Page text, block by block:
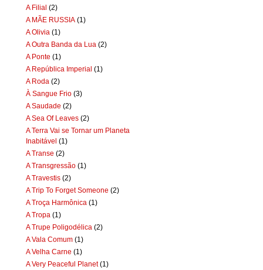
A Filial (2)
A MÃE RUSSIA (1)
A Olivia (1)
A Outra Banda da Lua (2)
A Ponte (1)
A República Imperial (1)
A Roda (2)
À Sangue Frio (3)
A Saudade (2)
A Sea Of Leaves (2)
A Terra Vai se Tornar um Planeta
Inabitável (1)
A Transe (2)
A Transgressão (1)
A Travestis (2)
A Trip To Forget Someone (2)
A Troça Harmônica (1)
A Tropa (1)
A Trupe Poligodélica (2)
A Vala Comum (1)
A Velha Carne (1)
A Very Peaceful Planet (1)